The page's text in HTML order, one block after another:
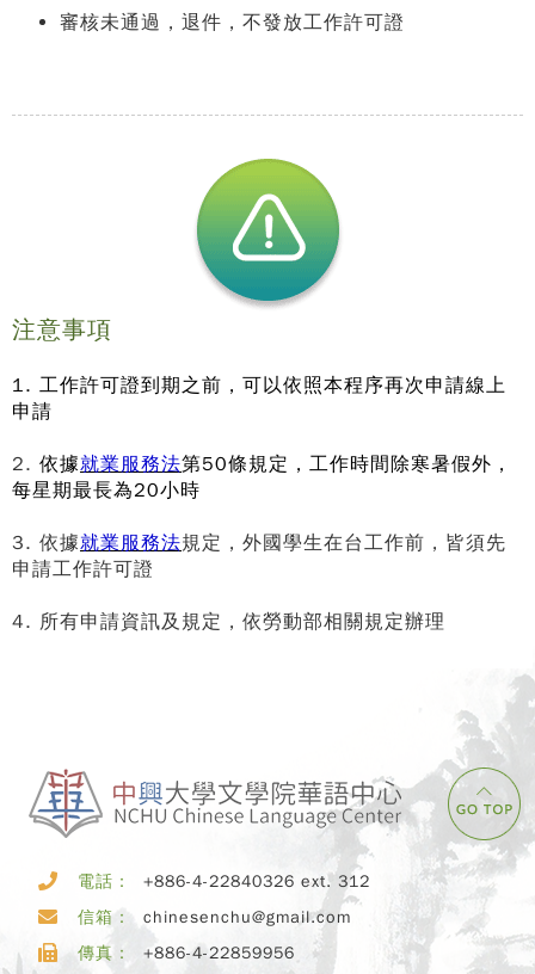
審核未通過，退件，不發放工作許可證
注意事項
1. 工作許可證到期之前，可以依照本程序再次申請線上
申請
2. 依據就業服務法第50條規定，工作時間除寒暑假外，
每星期最長為20小時
3. 依據就業服務法規定，外國學生在台工作前，皆須先
申請工作許可證
4. 所有申請資訊及規定，依勞動部相關規定辦理
電話：
+886-4-22840326 ext. 312
信箱：
chinesenchu@gmail.com
傳真：
+886-4-22859956